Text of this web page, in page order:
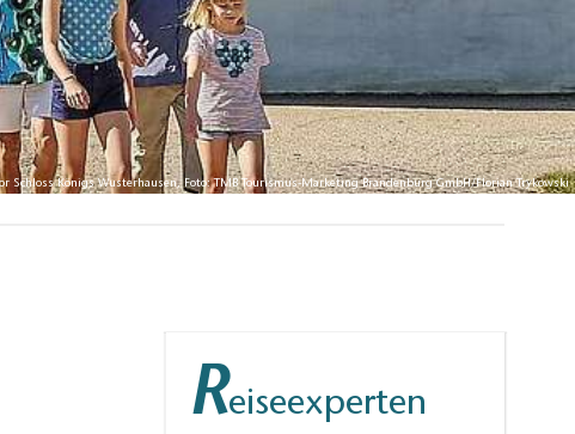
Schloss Königs Wusterhausen, Foto: TMB Tourismus-Marketing Brandenburg GmbH/Florian Trykowski
Reiseexperten